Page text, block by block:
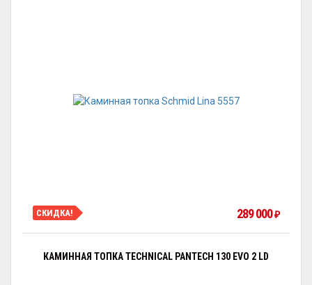
СКИДКА! 289 000 ₽
КАМИННАЯ ТОПКА TECHNICAL PANTECH 130 EVO 2 LD